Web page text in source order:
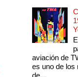
aviación de
es uno de los